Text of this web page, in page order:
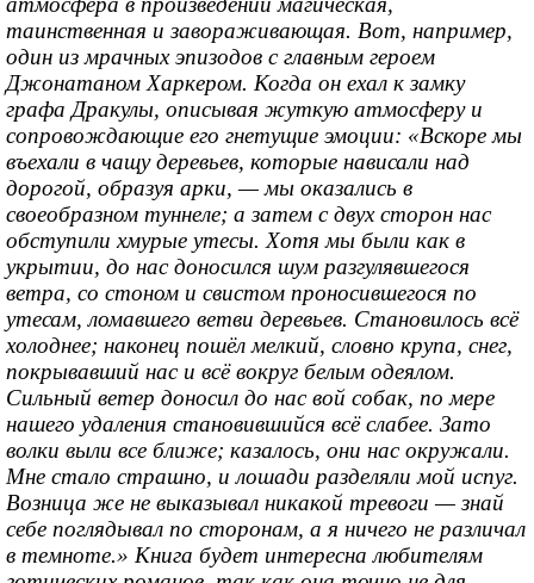
таинственная и завораживающая. Вот, например,
один из мрачных эпизодов с главным героем
Джонатаном Харкером. Когда он ехал к замку
графа Дракулы, описывая жуткую атмосферу и
сопровождающие его гнетущие эмоции: «Вскоре мы
въехали в чащу деревьев, которые нависали над
дорогой, образуя арки, — мы оказались в
своеобразном туннеле; а затем с двух сторон нас
обступили хмурые утесы. Хотя мы были как в
укрытии, до нас доносился шум разгулявшегося
ветра, со стоном и свистом проносившегося по
утесам, ломавшего ветви деревьев. Становилось всё
холоднее; наконец пошёл мелкий, словно крупа, снег,
покрывавший нас и всё вокруг белым одеялом.
Сильный ветер доносил до нас вой собак, по мере
нашего удаления становившийся всё слабее. Зато
волки выли все ближе; казалось, они нас окружали.
Мне стало страшно, и лошади разделяли мой испуг.
Возница же не выказывал никакой тревоги — знай
себе поглядывал по сторонам, а я ничего не различал
в темноте.» Книга будет интересна любителям